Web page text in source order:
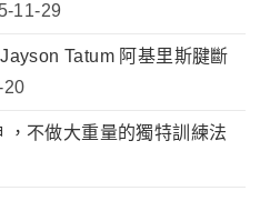
11-29
Tatum 阿基里斯腱斷
20
不做大重量的獨特訓練法